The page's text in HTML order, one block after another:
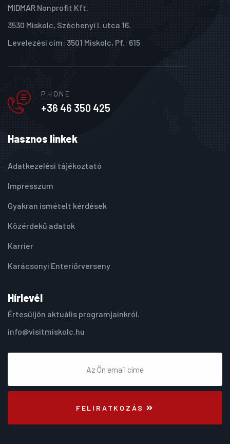
MIDMAR Nonprofit Kft.
3530 Miskolc, Széchenyi I. utca 16.
Levelezési cím: 3501 Miskolc, Pf.: 615
PHONE
+36 46 350 425
Hasznos linkek
Adatkezelési tájékoztató
Impresszum
Gyakran ismételt kérdések
Közérdekű adatok
Karrier
Karácsonyi Enteriőrverseny
Hírlevél
Értesüljön aktuális programjainkról.
info@visitmiskolc.hu
FELIRATKOZÁS